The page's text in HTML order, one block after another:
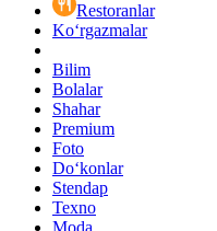
Restoranlar
Ko‘rgazmalar
Bilim
Bolalar
Shahar
Premium
Foto
Do‘konlar
Stendap
Texno
Moda